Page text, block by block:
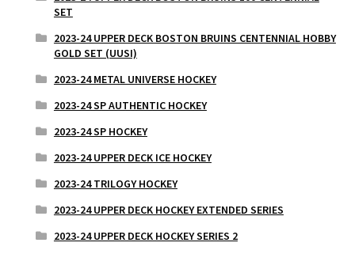
SET
2023-24 UPPER DECK BOSTON BRUINS CENTENNIAL HOBBY
GOLD SET (UUSI)
2023-24 METAL UNIVERSE HOCKEY
2023-24 SP AUTHENTIC HOCKEY
2023-24 SP HOCKEY
2023-24 UPPER DECK ICE HOCKEY
2023-24 TRILOGY HOCKEY
2023-24 UPPER DECK HOCKEY EXTENDED SERIES
2023-24 UPPER DECK HOCKEY SERIES 2